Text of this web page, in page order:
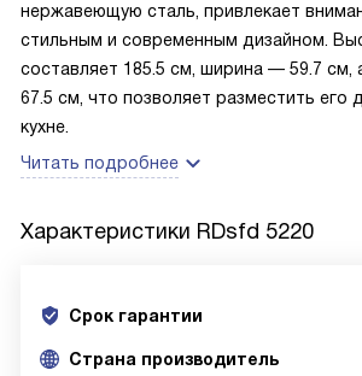
нержавеющую сталь, привлекает
стильным и современным дизайном.
составляет 185.5 см, ширина — 59.7 см,
67.5 см, что позволяет разместить его
кухне.
Читать подробнее
Характеристики RDsfd 5220
Срок гарантии
Cтрана производитель